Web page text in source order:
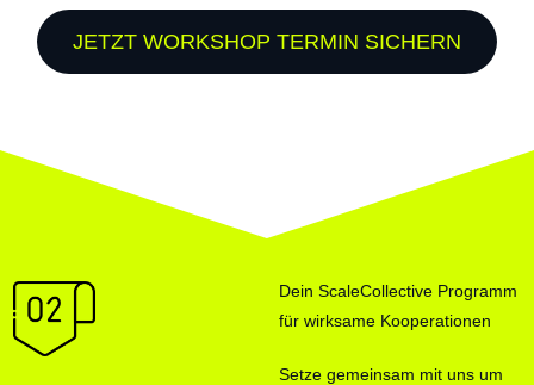
JETZT WORKSHOP TERMIN SICHERN
Dein ScaleCollective Programm
für wirksame Kooperationen
Setze gemeinsam mit uns um